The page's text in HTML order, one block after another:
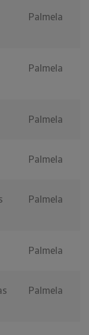
Palmela
Palmela
Palmela
Palmela
Palmela
Palmela
Palmela